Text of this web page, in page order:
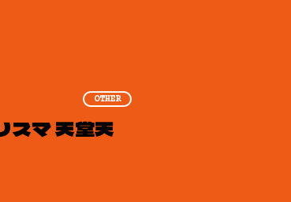
スマ 天堂天
OTHER